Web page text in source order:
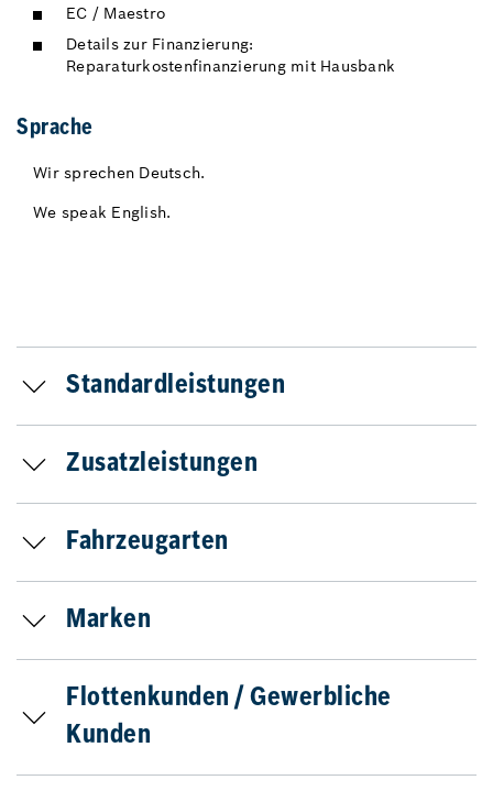
EC / Maestro
Details zur Finanzierung:
Reparaturkostenfinanzierung mit Hausbank
Sprache
Wir sprechen Deutsch.
We speak English.
Standardleistungen
Zusatzleistungen
Fahrzeugarten
Marken
Flottenkunden / Gewerbliche
Kunden